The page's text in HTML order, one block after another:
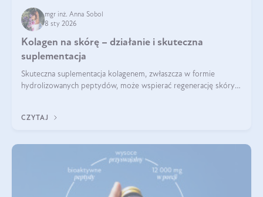
mgr inż. Anna Sobol
8 sty 2026
Kolagen na skórę – działanie i skuteczna
suplementacja
Skuteczna suplementacja kolagenem, zwłaszcza w formie
hydrolizowanych peptydów, może wspierać regenerację skóry i
CZYTAJ